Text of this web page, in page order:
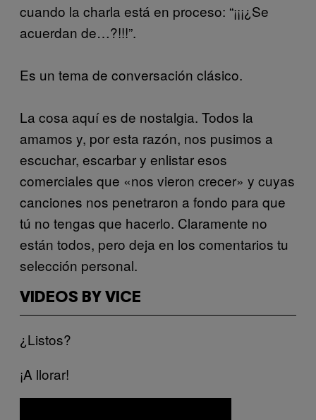
cuando la charla está en proceso: “¡¡¡¿Se
acuerdan de…?!!!”.
Es un tema de conversación clásico.
La cosa aquí es de nostalgia. Todos la
amamos y, por esta razón, nos pusimos a
escuchar, escarbar y enlistar esos
comerciales que «nos vieron crecer» y cuyas
canciones nos penetraron a fondo para que
tú no tengas que hacerlo. Claramente no
están todos, pero deja en los comentarios tu
selección personal.
VIDEOS BY VICE
¿Listos?
¡A llorar!